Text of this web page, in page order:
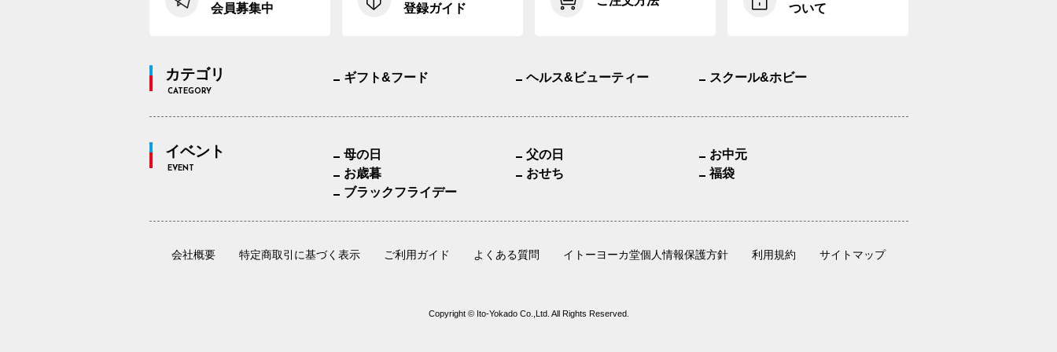
会員募集中 登録ガイド ついて
カテゴリ
CATEGORY
ギフト&フード ヘルス&ビューティー スクール&ホビー
イベント
EVENT
母の日 父の日
お中元
お歳暮
おせち
福袋
ブラックフライデー
会社概要 特定商取引に基づく表示 ご利用ガイド よくある質問 イトーヨーカ堂個人情報保護方針 利用規約 サイトマップ
Copyright © Ito-Yokado Co.,Ltd. All Rights Reserved.